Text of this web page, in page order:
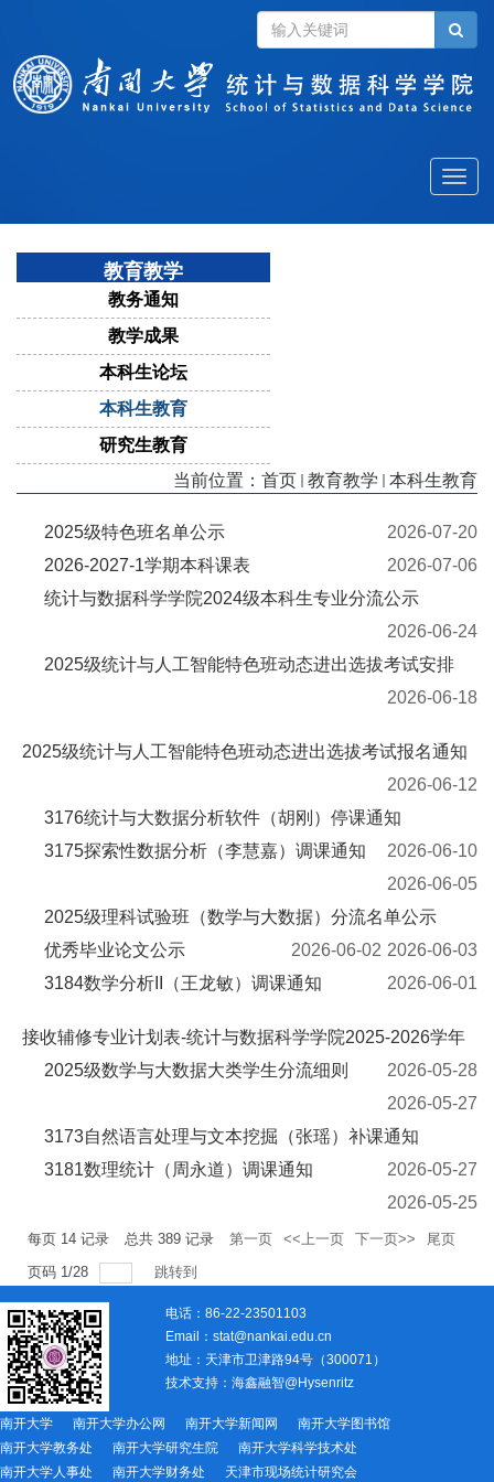
Toggle
教育教学
教务通知
教学成果
本科生论坛
本科生教育
研究生教育
当前位置： 首页 教育教学 本科生教育
2025级特色班名单公示
2026-07-20
2026-2027-1学期本科课表
2026-07-06
统计与数据科学学院2024级本科生专业分流公示
2026-06-24
2025级统计与人工智能特色班动态进出选拔考试安排
2026-06-18
2025级统计与人工智能特色班动态进出选拔考试报名通知
2026-06-12
3176统计与大数据分析软件（胡刚）停课通知
2026-06-10
3175探索性数据分析（李慧嘉）调课通知
2026-06-05
2025级理科试验班（数学与大数据）分流名单公示
2026-06-03
优秀毕业论文公示
2026-06-02
3184数学分析II（王龙敏）调课通知
2026-06-01
接收辅修专业计划表-统计与数据科学学院2025-2026学年
2026-05-28
2025级数学与大数据大类学生分流细则
2026-05-27
3173自然语言处理与文本挖掘（张瑶）补课通知
2026-05-27
3181数理统计（周永道）调课通知
2026-05-25
每页 14 记录 总共 389 记录 第一页 <<上一页 下一页>>
尾页
页码 1/28 跳转到
电话：86-22-23501103
Email：stat@nankai.edu.cn
地址：天津市卫津路94号（300071）
技术支持： 海鑫融智@Hysenritz
南开大学 南开大学办公网 南开大学新闻网
南开大学图书馆
南开大学教务处
南开大学研究生院
南开大学科学技术处
南开大学人事处
南开大学财务处 天津市现场统计研究会